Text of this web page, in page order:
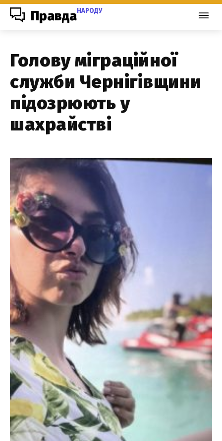
ПравдаНАРОДУ
Голову міграційної
служби Чернігівщини
підозрюють у
шахрайстві